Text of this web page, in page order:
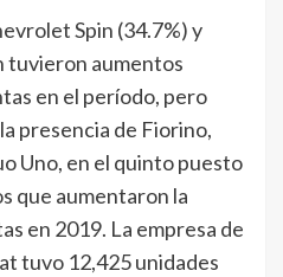
Spin (34.7%) y
tuvieron aumentos
en el período, pero
presencia de Fiorino,
Uno, en el quinto puesto
que aumentaron la
en 2019. La empresa de
tuvo 12,425 unidades